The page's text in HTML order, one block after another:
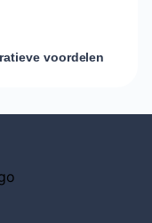
voordelen